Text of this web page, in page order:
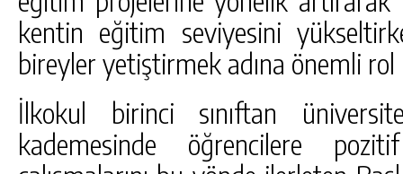
kentin eğitim seviyesini
bireyler yetiştirmek adına önemli
İlkokul birinci sınıftan
kademesinde öğrencilere